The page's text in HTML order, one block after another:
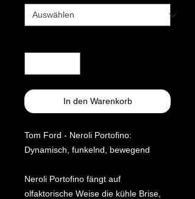
In den Warenkorb
Tom Ford - Neroli Portofino:
Dynamisch, funkelnd, bewegend
Neroli Portofino fängt auf
olfaktorische Weise die kühle Brise,